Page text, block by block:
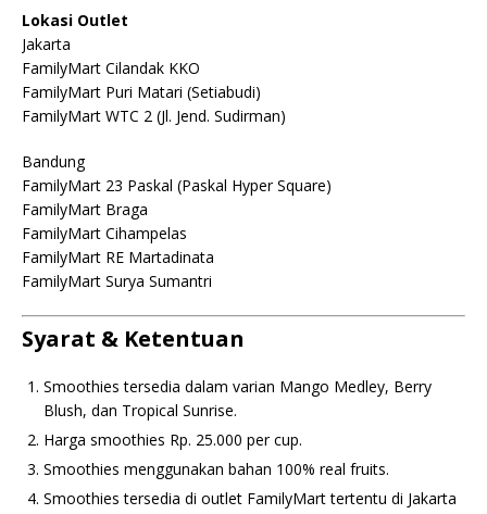
Lokasi Outlet
Jakarta
FamilyMart Cilandak KKO
FamilyMart Puri Matari (Setiabudi)
FamilyMart WTC 2 (Jl. Jend. Sudirman)
Bandung
FamilyMart 23 Paskal (Paskal Hyper Square)
FamilyMart Braga
FamilyMart Cihampelas
FamilyMart RE Martadinata
FamilyMart Surya Sumantri
Syarat & Ketentuan
Smoothies tersedia dalam varian Mango Medley, Berry
Blush, dan Tropical Sunrise.
Harga smoothies Rp. 25.000 per cup.
Smoothies menggunakan bahan 100% real fruits.
Smoothies tersedia di outlet FamilyMart tertentu di Jakarta